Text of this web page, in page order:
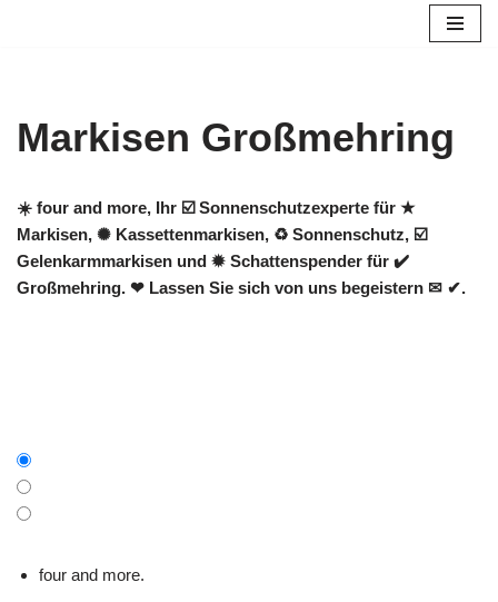
Markisen Großmehring
☀️ four and more, Ihr ☑️ Sonnenschutzexperte für ★
Markisen, ✺ Kassettenmarkisen, ♻ Sonnenschutz, ☑️
Gelenkarmmarkisen und ✹ Schattenspender für ✔️
Großmehring. ❤ Lassen Sie sich von uns begeistern ✉ ✔.
four and more.